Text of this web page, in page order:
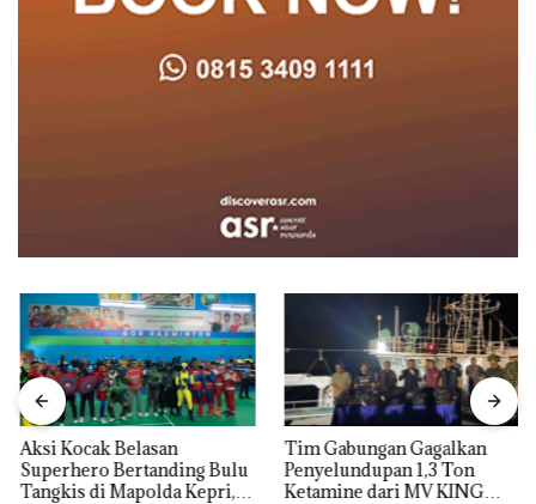
Aksi Kocak Belasan
Superhero Bertanding Bulu
Tangkis di Mapolda Kepri,
Tim Gabungan Gagalkan
Penyelundupan 1,3 Ton
Ketamine dari MV KING